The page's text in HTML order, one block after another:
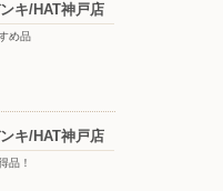
キ/HAT神戸店
め品
キ/HAT神戸店
品！